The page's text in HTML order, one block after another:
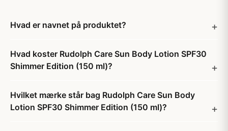
Hvad er navnet på produktet?
Hvad koster Rudolph Care Sun Body Lotion SPF30
Shimmer Edition (150 ml)?
Hvilket mærke står bag Rudolph Care Sun Body
Lotion SPF30 Shimmer Edition (150 ml)?